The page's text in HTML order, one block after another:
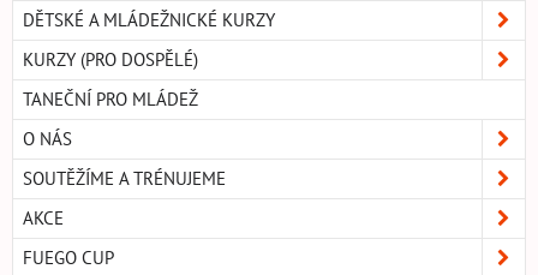
DĚTSKÉ A MLÁDEŽNICKÉ KURZY
KURZY (PRO DOSPĚLÉ)
TANEČNÍ PRO MLÁDEŽ
O NÁS
SOUTĚŽÍME A TRÉNUJEME
AKCE
FUEGO CUP